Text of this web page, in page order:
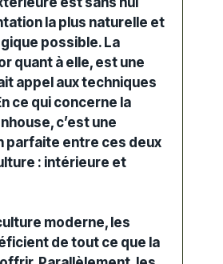
la plus naturelle et
possible. La
quant à elle, est une
appel aux techniques
ce qui concerne la
c’est une
parfaite entre ces deux
: intérieure et
moderne, les
de tout ce que la